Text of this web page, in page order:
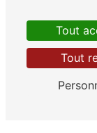
Tout
Tout